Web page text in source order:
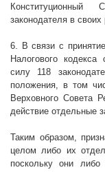
законодателя в
6. В связи с
Налогового
силу 118
положения, в том
Верховного Совета
действие отдельные
Таким образом,
целом либо их
поскольку они